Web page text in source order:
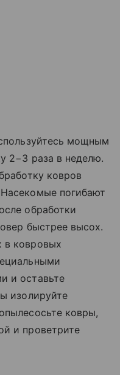
мощным
2−3 раза в неделю.
ковров
погибают
обработки
быстрее высох.
в ковровых
и оставьте
изолируйте
ковры,
и проветрите